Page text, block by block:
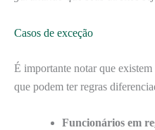
Casos de exceção
É importante notar que
que podem ter regras
Funcionários em